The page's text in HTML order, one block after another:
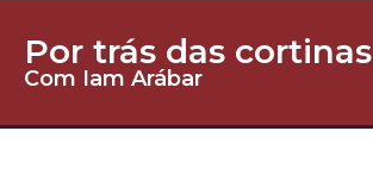
Por trás das cortinas
Com Iam Arábar